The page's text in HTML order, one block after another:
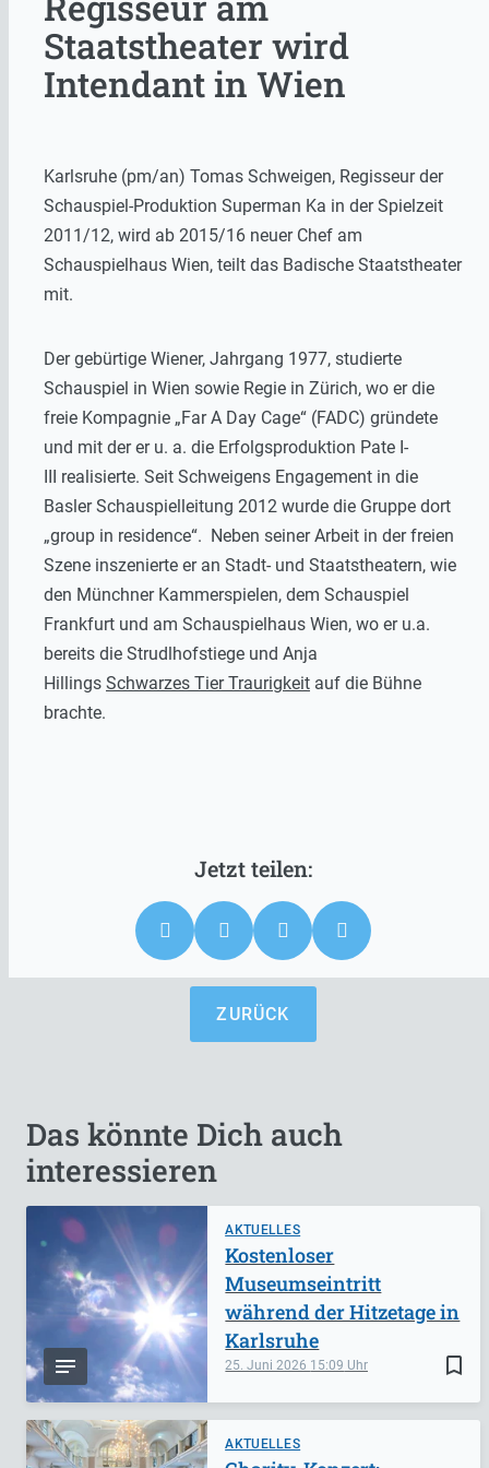
Staatstheater wird
Intendant in Wien
Karlsruhe (pm/an) Tomas Schweigen, Regisseur der
Schauspiel-Produktion Superman Ka in der Spielzeit
2011/12, wird ab 2015/16 neuer Chef am
Schauspielhaus Wien, teilt das Badische Staatstheater
mit.
Der gebürtige Wiener, Jahrgang 1977, studierte
Schauspiel in Wien sowie Regie in Zürich, wo er die
freie Kompagnie „Far A Day Cage“ (FADC) gründete
und mit der er u. a. die Erfolgsproduktion Pate I-
III realisierte. Seit Schweigens Engagement in die
Basler Schauspielleitung 2012 wurde die Gruppe dort
„group in residence“. Neben seiner Arbeit in der freien
Szene inszenierte er an Stadt- und Staatstheatern, wie
den Münchner Kammerspielen, dem Schauspiel
Frankfurt und am Schauspielhaus Wien, wo er u.a.
bereits die Strudlhofstiege und Anja
Hillings Schwarzes Tier Traurigkeit auf die Bühne
brachte.
ZURÜCK
Das könnte Dich auch
interessieren
AKTUELLES
bookmark_border
25. Juni 2026 15:09
Kostenloser
Museumseintritt
während der Hitzetage in
Karlsruhe
AKTUELLES